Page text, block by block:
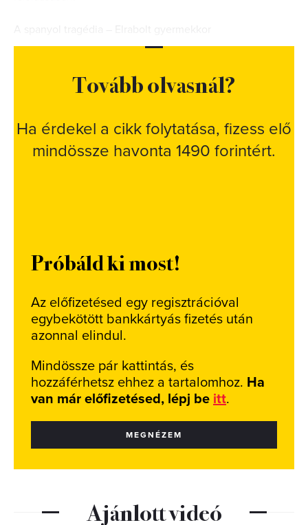
Tovább olvasnál?
Ha érdekel a cikk folytatása, fizess elő
mindössze havonta 1490 forintért.
Próbáld ki most!
Az előfizetésed egy regisztrációval
egybekötött bankkártyás fizetés után
azonnal elindul.
Mindössze pár kattintás, és
hozzáférhetsz ehhez a tartalomhoz. Ha
van már előfizetésed, lépj be itt.
MEGNÉZEM
Ajánlott videó